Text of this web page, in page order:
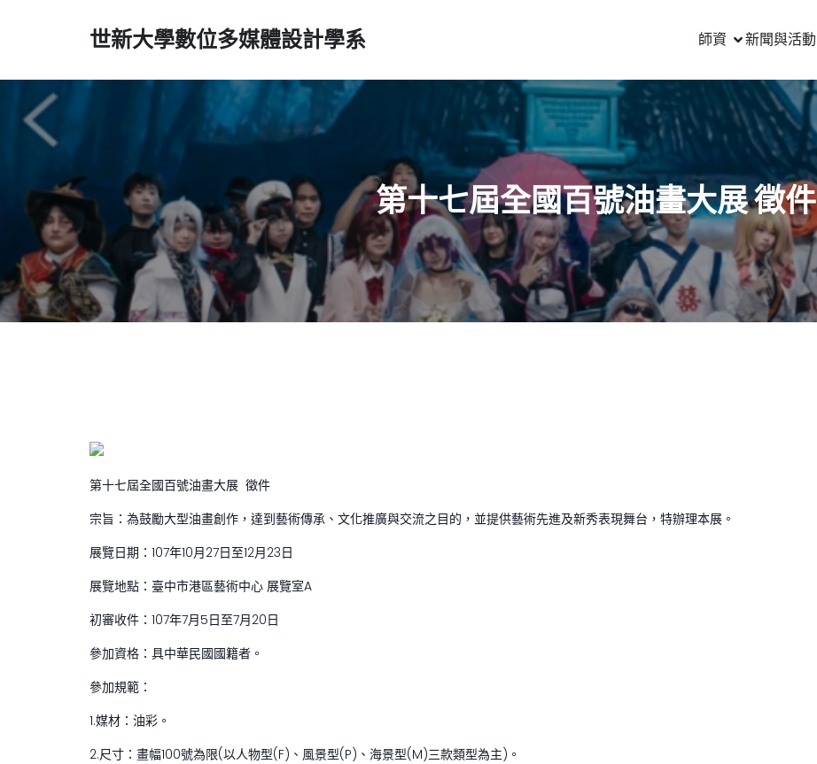
世新大學數位多媒體設計學系 師資 新聞與活動
第十七屆全國百號油畫大展 徵件
第十七屆全國百號油畫大展 徵件
宗旨：為鼓勵大型油畫創作，達到藝術傳承、文化推廣與交流之目的，並提供藝術先進及新秀表現舞台，特辦理本展。
展覽日期：107年10月27日至12月23日
展覽地點：臺中市港區藝術中心 展覽室A
初審收件：107年7月5日至7月20日
參加資格：具中華民國國籍者。
參加規範：
1.媒材：油彩。
2.尺寸：畫幅100號為限(以人物型(F)、風景型(P)、海景型(M)三款類型為主)。